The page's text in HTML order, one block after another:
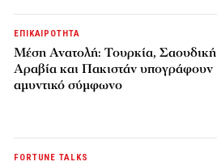
ΕΠΙΚΑΙΡΟΤΗΤΑ
Μέση Ανατολή: Τουρκία, Σαουδική
Αραβία και Πακιστάν υπογράφουν
αμυντικό σύμφωνο
FORTUNE TALKS